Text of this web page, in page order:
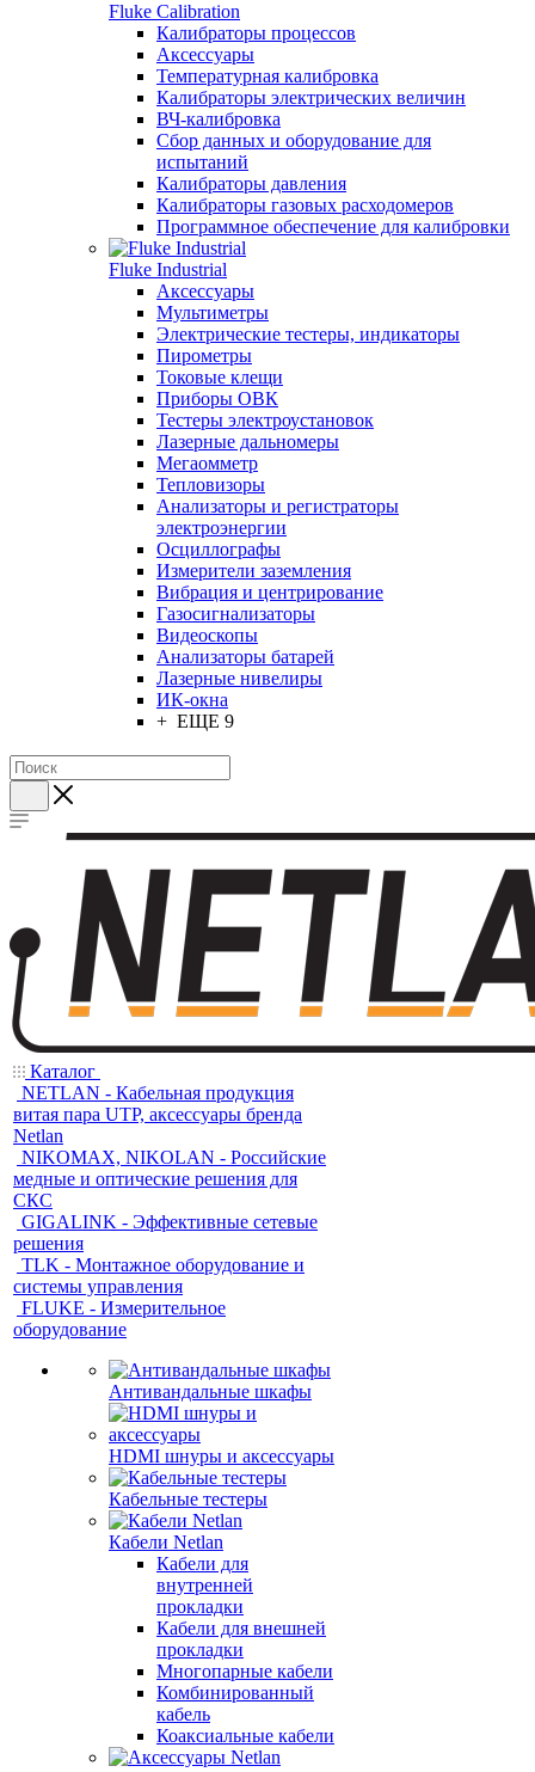
Fluke Calibration
Калибраторы процессов
Аксессуары
Температурная калибровка
Калибраторы электрических величин
ВЧ-калибровка
Сбор данных и оборудование для
испытаний
Калибраторы давления
Калибраторы газовых расходомеров
Программное обеспечение для калибровки
Fluke Industrial
Аксессуары
Мультиметры
Электрические тестеры, индикаторы
Пирометры
Токовые клещи
Приборы ОВК
Тестеры электроустановок
Лазерные дальномеры
Мегаомметр
Тепловизоры
Анализаторы и регистраторы
электроэнергии
Осциллографы
Измерители заземления
Вибрация и центрирование
Газосигнализаторы
Видеоскопы
Анализаторы батарей
Лазерные нивелиры
ИК-окна
+ ЕЩЕ 9
Каталог
NETLAN - Кабельная продукция
витая пара UTP, аксессуары бренда
Netlan
NIKOMAX, NIKOLAN - Российские
медные и оптические решения для
СКС
GIGALINK - Эффективные сетевые
решения
TLK - Монтажное оборудование и
системы управления
FLUKE - Измерительное
оборудование
Антивандальные шкафы
HDMI шнуры и аксессуары
Кабельные тестеры
Кабели Netlan
Кабели для
внутренней
прокладки
Кабели для внешней
прокладки
Многопарные кабели
Комбинированный
кабель
Коаксиальные кабели